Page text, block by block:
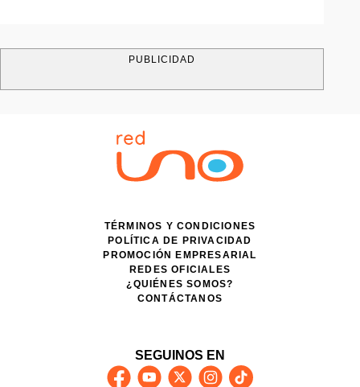
PUBLICIDAD
TÉRMINOS Y CONDICIONES
POLÍTICA DE PRIVACIDAD
PROMOCIÓN EMPRESARIAL
REDES OFICIALES
¿QUIÉNES SOMOS?
CONTÁCTANOS
SEGUINOS EN